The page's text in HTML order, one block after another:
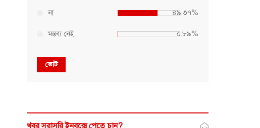
না ৪৯.৩৭%
মন্তব্য নেই ০.৮৯%
ভোট
খবর সরাসরি ইনবক্সে পেতে চান?